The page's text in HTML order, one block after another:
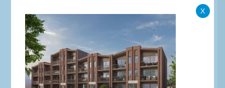
3582782_B1_003
X